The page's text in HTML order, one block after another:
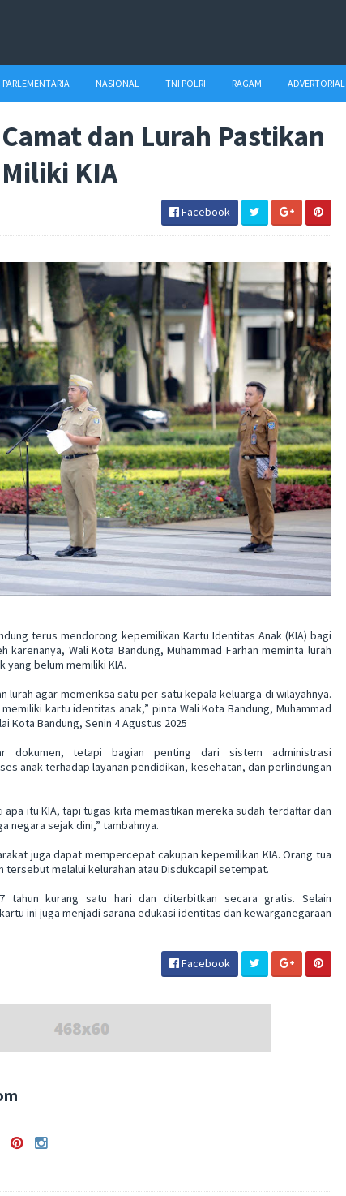
PARLEMENTARIA NASIONAL TNI POLRI RAGAM ADVERTORIAL
dan Lurah Pastikan
KIA
Facebook
terus mendorong kepemilikan Kartu Identitas Anak (KIA) bagi
karenanya, Wali Kota Bandung, Muhammad Farhan meminta lurah
yang belum memiliki KIA.
lurah agar memeriksa satu per satu kepala keluarga di wilayahnya.
kartu identitas anak,” pinta Wali Kota Bandung, Muhammad
Kota Bandung, Senin 4 Agustus 2025
dokumen, tetapi bagian penting dari sistem administrasi
anak terhadap layanan pendidikan, kesehatan, dan perlindungan
apa itu KIA, tapi tugas kita memastikan mereka sudah terdaftar dan
negara sejak dini,” tambahnya.
juga dapat mempercepat cakupan kepemilikan KIA. Orang tua
melalui kelurahan atau Disdukcapil setempat.
tahun kurang satu hari dan diterbitkan secara gratis. Selain
ini juga menjadi sarana edukasi identitas dan kewarganegaraan
Facebook